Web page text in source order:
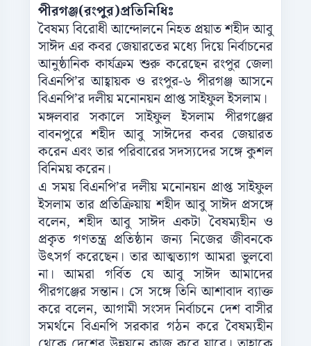
পীরগঞ্জ(রংপুর)প্রতিনিধিঃ
বৈষম্য বিরোধী আন্দোলনে নিহত প্রয়াত শহীদ আবু
সাঈদ এর কবর জেয়ারতের মধ্যে দিয়ে নির্বাচনের
আনুষ্ঠানিক কার্যক্রম শুরু করেছেন রংপুর জেলা
বিএনপি’র আহ্বায়ক ও রংপুর-৬ পীরগঞ্জ আসনে
বিএনপি’র দলীয় মনোনয়ন প্রাপ্ত সাইফুল ইসলাম।
মঙ্গলবার সকালে সাইফুল ইসলাম পীরগঞ্জের
বাবনপুরে শহীদ আবু সাঈদের কবর জেয়ারত
করেন এবং তার পরিবারের সদস্যদের সঙ্গে কুশল
বিনিময় করেন।
এ সময় বিএনপি’র দলীয় মনোনয়ন প্রাপ্ত সাইফুল
ইসলাম তার প্রতিক্রিয়ায় শহীদ আবু সাঈদ প্রসঙ্গে
বলেন, শহীদ আবু সাঈদ একটা বৈষম্যহীন ও
প্রকৃত গণতন্ত্র প্রতিষ্ঠান জন্য নিজের জীবনকে
উৎসর্গ করেছেন। তার আত্মত্যাগ আমরা ভুলবো
না। আমরা গর্বিত যে আবু সাঈদ আমাদের
পীরগঞ্জের সন্তান। সে সঙ্গে তিনি আশাবাদ ব্যাক্ত
করে বলেন, আগামী সংসদ নির্বাচনে দেশ বাসীর
সমর্থনে বিএনপি সরকার গঠন করে বৈষম্যহীন